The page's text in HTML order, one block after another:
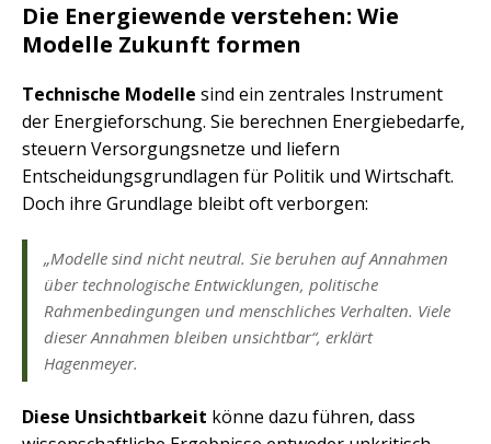
Die Energiewende verstehen: Wie
Modelle Zukunft formen
Technische Modelle sind ein zentrales Instrument
der Energieforschung. Sie berechnen Energiebedarfe,
steuern Versorgungsnetze und liefern
Entscheidungsgrundlagen für Politik und Wirtschaft.
Doch ihre Grundlage bleibt oft verborgen:
„Modelle sind nicht neutral. Sie beruhen auf Annahmen
über technologische Entwicklungen, politische
Rahmenbedingungen und menschliches Verhalten. Viele
dieser Annahmen bleiben unsichtbar“, erklärt
Hagenmeyer.
Diese Unsichtbarkeit könne dazu führen, dass